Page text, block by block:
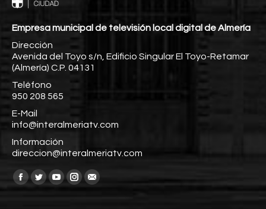
Empresa municipal de televisión local digital de Almería
Dirección
Avenida del Toyo s/n, Edificio Singular El Toyo-Retamar
(Almería) C.P. 04131
Teléfono
950 208 565
E-Mail
info@interalmeriatv.com
Información
direccion@interalmeriatv.com
Encuéntranos en:
Facebook
TwitterYouTube
Instagram
Mail